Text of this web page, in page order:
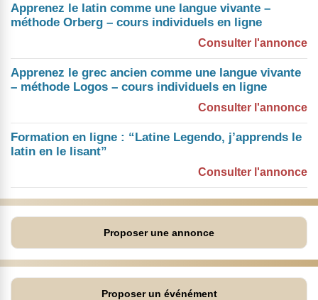
Apprenez le latin comme une langue vivante –
méthode Orberg – cours individuels en ligne
Consulter l'annonce
Apprenez le grec ancien comme une langue vivante
– méthode Logos – cours individuels en ligne
Consulter l'annonce
Formation en ligne : “Latine Legendo, j’apprends le
latin en le lisant”
Consulter l'annonce
Proposer une annonce
Proposer un événément